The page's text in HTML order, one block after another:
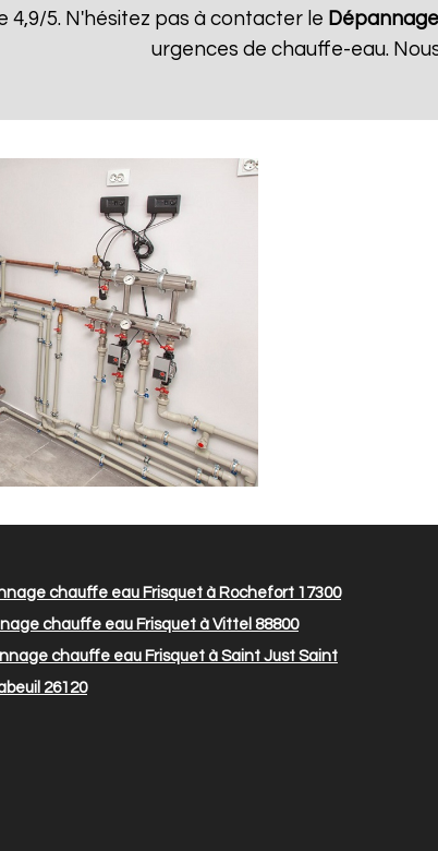
4,9/5. N'hésitez pas à contacter le
urgences de chauffe-eau.
chauffe eau Frisquet à Rochefort 17300
chauffe eau Frisquet à Vittel 88800
chauffe eau Frisquet à Saint Just Saint
26120